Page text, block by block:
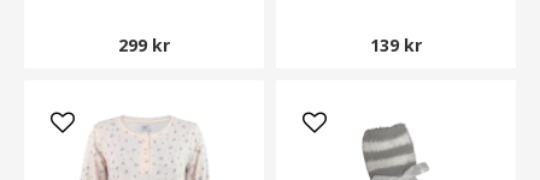
299 kr 139 kr